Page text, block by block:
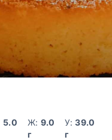
5.0
Ж: 9.0
г
У:39.0
г